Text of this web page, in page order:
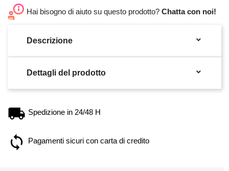
Hai bisogno di aiuto su questo prodotto? Chatta con noi!
Descrizione 
Dettagli del prodotto 
Spedizione in 24/48 H
Pagamenti sicuri con carta di credito